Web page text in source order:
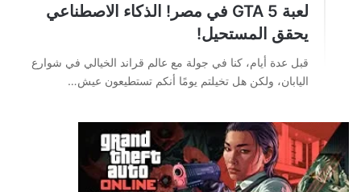
لعبة GTA 5 في مصر! الذكاء الاصطناعي
يحقق المستحيل!
قبل عدة أيام، كنا في جولة مع عالم قراند الخيالي في شوارع
اليابان، ولكن هل تخيلتم يومًا أنكم تستطيعون عيش…